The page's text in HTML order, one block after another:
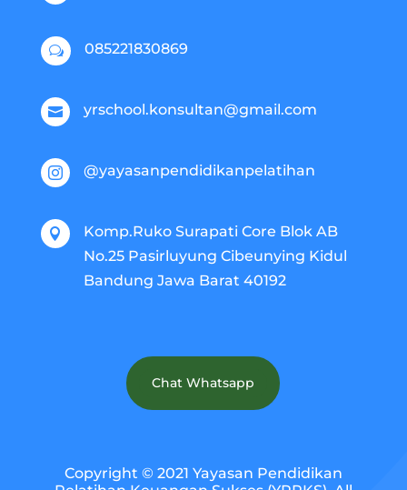
w 085221830869
 yrschool.konsultan@gmail.com
 @yayasanpendidikanpelatihan

Komp.Ruko Surapati Core Blok AB
No.25 Pasirluyung Cibeunying Kidul
Bandung Jawa Barat 40192
Chat Whatsapp
Copyright © 2021 Yayasan Pendidikan